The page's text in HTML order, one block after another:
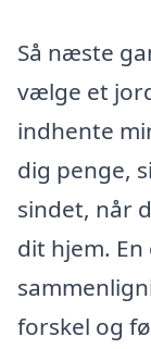
Så næste
vælge et
indhente
dig penge,
sindet, når
dit hjem.
forskel og